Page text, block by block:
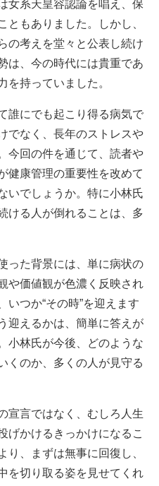
女系天皇容認論を唱え、保
ともありました。しかし、
の考えを堂々と公表し続け
は、今の時代には貴重であ
を持っていました。
誰にでも起こり得る病気で
でなく、長年のストレスや
今回の件を通じて、読者や
健康管理の重要性を改めて
いでしょうか。特に小林氏
ける人が倒れることは、多
った背景には、単に病状の
や価値観が色濃く反映され
いつか“その時”を迎えます
迎えるかは、簡単に答えが
小林氏が今後、どのような
くのか、多くの人が見守る
宣言ではなく、むしろ人生
げかけるきっかけになるこ
り、まずは無事に回復し、
を切り取る姿を見せてくれ